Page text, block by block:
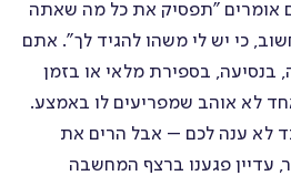
אומרים "תפסיק את כל מה שאתה
כי יש לי משהו להגיד לך". אתם
בנסיעה, בספירת מלאי או בזמן
לא אוהב שמפריעים לו באמצע.
לא ענה לכם – אבל הרים את
עדיין פגענו ברצף המחשבה